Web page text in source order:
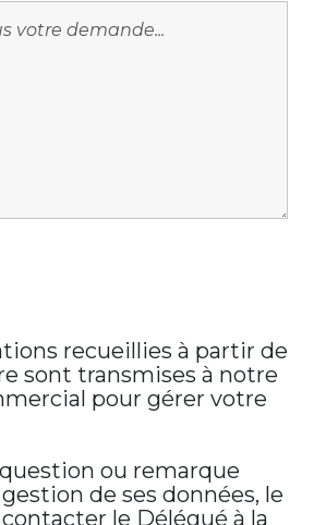
recueillies à partir de
sont transmises à notre
pour gérer votre
ou remarque
de ses données, le
le Délégué à la